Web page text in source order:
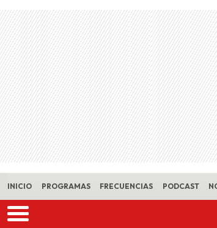
Skip to main content
INICIO PROGRAMAS FRECUENCIAS PODCAST